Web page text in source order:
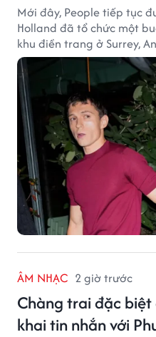
Mới đây, People tiếp tục
Holland đã tổ chức một
khu điền trang ở Surrey,
ÂM NHẠC 2 giờ trước
Chàng trai đặc biệt
khai tin nhắn với